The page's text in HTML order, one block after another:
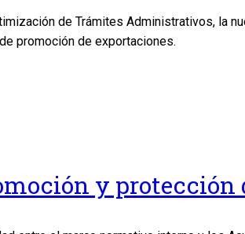
de Trámites Administrativos, la
promoción de exportaciones.
y protección